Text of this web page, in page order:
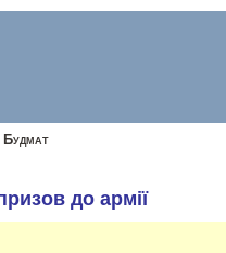
Будмат
до армії